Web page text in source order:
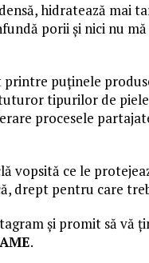
hidratează mai
porii și nici nu
printre puținele
tipurilor de
procesele
vopsită ce le
drept pentru care
și promit să vă
.